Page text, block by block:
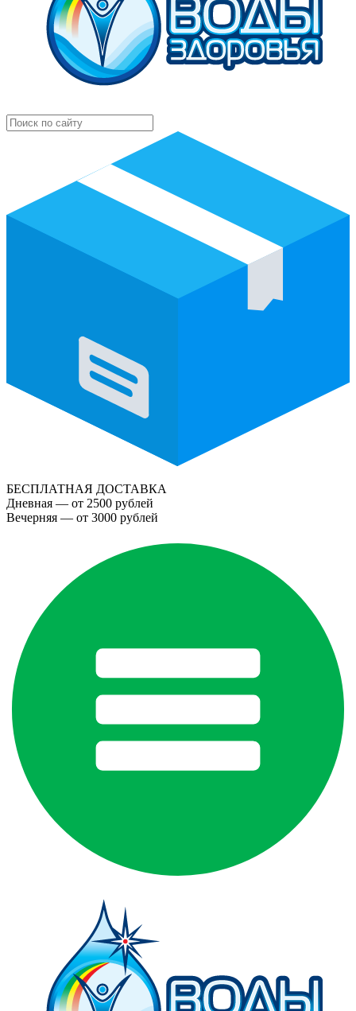
БЕСПЛАТНАЯ ДОСТАВКА
Дневная — от 2500 рублей
Вечерняя — от 3000 рублей